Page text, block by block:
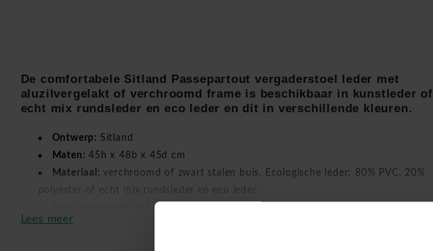
De comfortabele Sitland Passepartout vergaderstoel leder met
aluzilvergelakt of verchroomd frame is beschikbaar in kunstleder of
echt mix rundsleder en eco leder en dit in verschillende kleuren.
Ontwerp: Sitland
Maten:45h x 48b x 45d cm
Materiaal:verchroomd of zwart stalen buis, Ecologische leder: 80% PVC, 20%
polyester of echt mix rundsleder en eco leder.
Deze vergaderstoel kan gekozen worden in ecologische leder (kunstleder), met
rugleuning in ecologische leder en zitting in echt runderleder, of volledig in
Lees meer